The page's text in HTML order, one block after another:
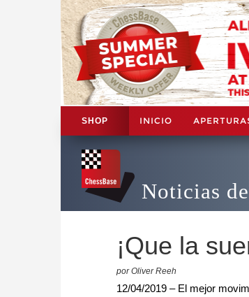
SHOP INICIO
Noticias
¡Que la
por Oliver Reeh
12/04/2019 – El mejor